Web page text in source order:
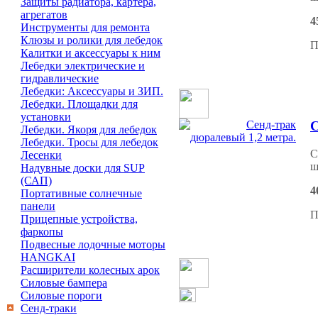
агрегатов
Инструменты для ремонта
Клюзы и ролики для лебедок
Калитки и аксессуары к ним
Лебедки электрические и
гидравлические
Лебедки: Аксессуары и ЗИП.
Лебедки. Площадки для
установки
Лебедки. Якоря для лебедок
Лебедки. Тросы для лебедок
Лесенки
Надувные доски для SUP
(САП)
Портативные солнечные
панели
Прицепные устройства,
фаркопы
Подвесные лодочные моторы
HANGKAI
Расширители колесных арок
Силовые бампера
Силовые пороги
Сенд-траки